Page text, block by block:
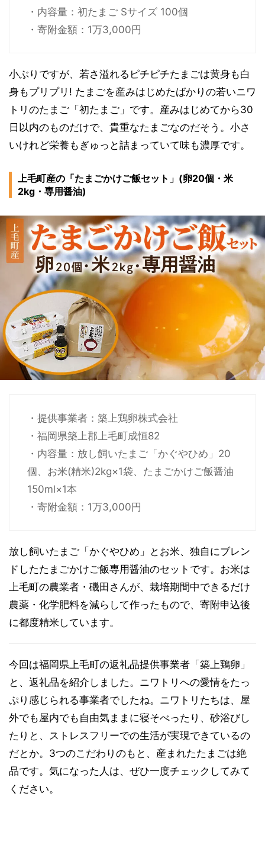
・内容量：初たまご Sサイズ 100個
・寄附金額：1万3,000円
小ぶりですが、若さ溢れるピチピチたまごは黄身も白
身もプリプリ! たまごを産みはじめたばかりの若いニワ
トリのたまご「初たまご」です。産みはじめてから30
日以内のものだけで、貴重なたまごなのだそう。小さ
いけれど栄養もぎゅっと詰まっていて味も濃厚です。
上毛町産の「たまごかけご飯セット」(卵20個・米
2kg・専用醤油)
・提供事業者：築上鶏卵株式会社
・福岡県築上郡上毛町成恒82
・内容量：放し飼いたまご「かぐやひめ」20
個、お米(精米)2kg×1袋、たまごかけご飯醤油
150ml×1本
・寄附金額：1万3,000円
放し飼いたまご「かぐやひめ」とお米、独自にブレン
ドしたたまごかけご飯専用醤油のセットです。お米は
上毛町の農業者・磯田さんが、栽培期間中できるだけ
農薬・化学肥料を減らして作ったもので、寄附申込後
に都度精米しています。
今回は福岡県上毛町の返礼品提供事業者「築上鶏卵」
と、返礼品を紹介しました。ニワトリへの愛情をたっ
ぷり感じられる事業者でしたね。ニワトリたちは、屋
外でも屋内でも自由気ままに寝そべったり、砂浴びし
たりと、ストレスフリーでの生活が実現できているの
だとか。3つのこだわりのもと、産まれたたまごは絶
品です。気になった人は、ぜひ一度チェックしてみて
ください。